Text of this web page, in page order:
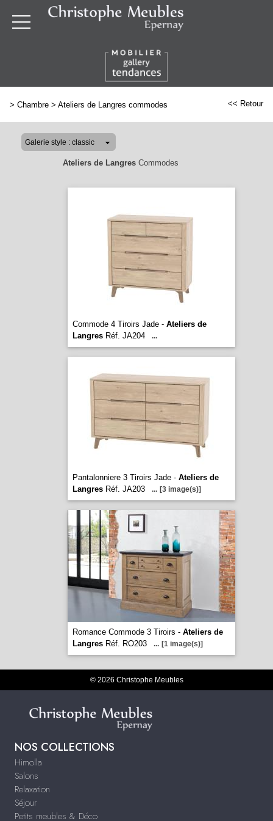
> Chambre > Ateliers de Langres commodes << Retour
Ateliers de LangresCommodes
Commode 4 Tiroirs Jade - Ateliers de
LangresRéf. JA204 ...
Pantalonniere 3 Tiroirs Jade - Ateliers de
LangresRéf. JA203 ... [3 image(s)]
Romance Commode 3 Tiroirs - Ateliers de
LangresRéf. RO203 ... [1 image(s)]
© 2026 Christophe Meubles
NOS COLLECTIONS
Himolla
Salons
Relaxation
Séjour
Petits meubles & Déco